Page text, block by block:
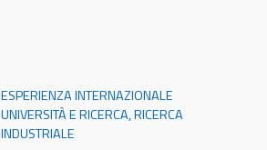
ESPERIENZA INTERNAZIONALE
UNIVERSITÀ E RICERCA, RICERCA
INDUSTRIALE